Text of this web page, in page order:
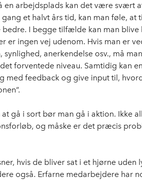
en arbejdsplads kan det være svært
et halvt års tid, kan man føle, at
bedre. I begge tilfælde kan man
er ingen vej udenom. Hvis man er
anerkendelse osv., må
forventede niveau. Samtidig kan
med feedback og give input til,
gå i sort bør man gå i aktion. Ikke
og måske er det præcis
hvis de bliver sat i et hjørne
også. Erfarne medarbejdere har